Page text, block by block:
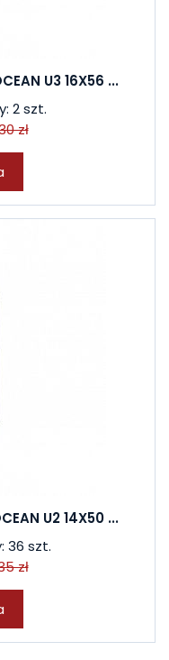
U3 16X56 ...
2 szt.
zł
U2 14X50 ...
36 szt.
zł